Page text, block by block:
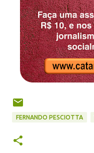
FERNANDO PESCIOTTA